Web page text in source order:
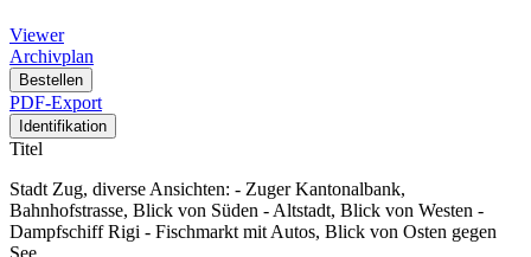
Viewer
Archivplan
Bestellen
PDF-Export
Identifikation
Titel
Stadt Zug, diverse Ansichten: - Zuger Kantonalbank,
Bahnhofstrasse, Blick von Süden - Altstadt, Blick von Westen -
Dampfschiff Rigi - Fischmarkt mit Autos, Blick von Osten gegen
See